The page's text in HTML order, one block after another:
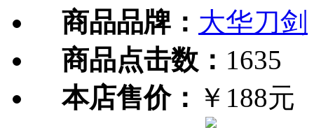
商品品牌： 大华刀剑
商品点击数： 1635
本店售价： ￥188元